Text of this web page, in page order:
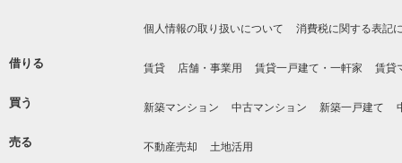
個人情報の取り扱いについて 消費税に関する表記
借りる 賃貸 店舗・事業用 賃貸一戸建て・一軒家 賃貸
買う 新築マンション 中古マンション 新築一戸建て
売る 不動産売却 土地活用